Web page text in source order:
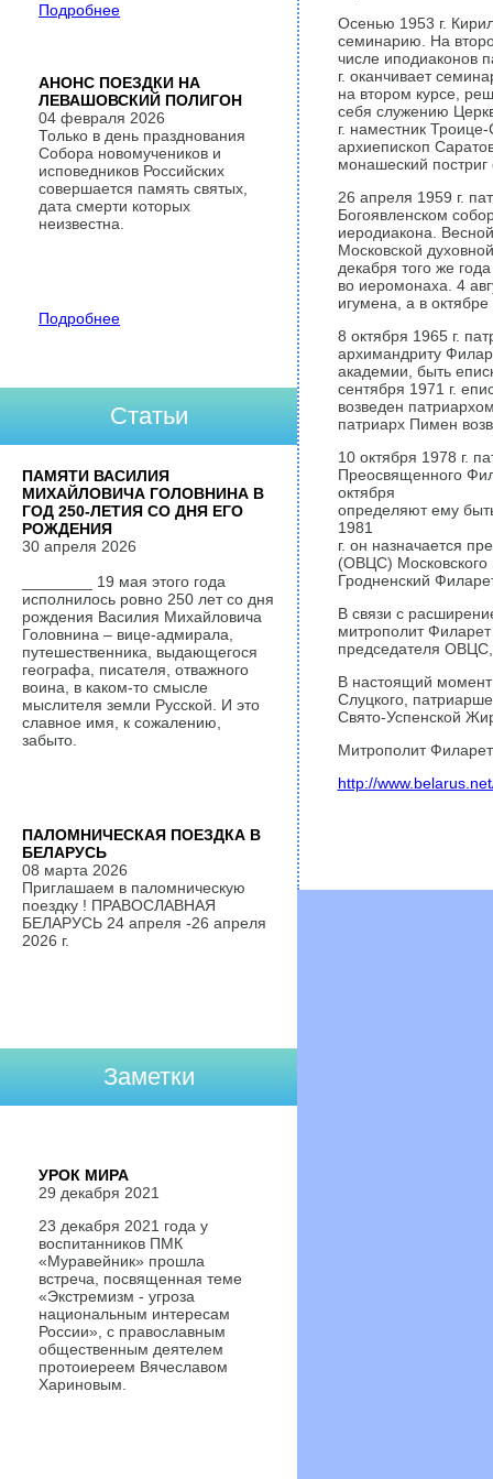
Осенью 1953 г.
семинарию. На
числе иподиаконов
г. оканчивает
на втором курсе,
себя служению
г. наместник
архиепископ
монашеский
26 апреля 1959 г.
Богоявленском
иеродиакона.
Московской
декабря того же
во иеромонаха. 4
игумена, а в
8 октября 1965 г.
архимандриту
академии, быть
сентября 1971 г.
возведен
патриарх Пимен
10 октября 1978 г.
Преосвященного
октября
определяют ему
1981
г. он назначается
(ОВЦС) Московского
Гродненский
В связи с
митрополит
председателя ОВЦС,
В настоящий момент
Слуцкого,
Свято-Успенской
Митрополит
http://
Подробнее
АНОНС ПОЕЗДКИ НА
ЛЕВАШОВСКИЙ ПОЛИГОН
04 февраля 2026
Только в день празднования
Собора новомучеников и
исповедников Российских
совершается память святых,
дата смерти которых
неизвестна.
Подробнее
Статьи
ПАМЯТИ ВАСИЛИЯ
МИХАЙЛОВИЧА ГОЛОВНИНА В
ГОД 250-ЛЕТИЯ СО ДНЯ ЕГО
РОЖДЕНИЯ
30 апреля 2026
________ 19 мая этого года
исполнилось ровно 250 лет со дня
рождения Василия Михайловича
Головнина – вице-адмирала,
путешественника, выдающегося
географа, писателя, отважного
воина, в каком-то смысле
мыслителя земли Русской. И это
славное имя, к сожалению,
забыто.
ПАЛОМНИЧЕСКАЯ ПОЕЗДКА В
БЕЛАРУСЬ
08 марта 2026
Приглашаем в паломническую
поездку ! ПРАВОСЛАВНАЯ
БЕЛАРУСЬ 24 апреля -26 апреля
2026 г.
Заметки
УРОК МИРА
29 декабря 2021
23 декабря 2021 года у
воспитанников ПМК
«Муравейник» прошла
встреча, посвященная теме
«Экстремизм - угроза
национальным интересам
России», с православным
общественным деятелем
протоиереем Вячеславом
Хариновым.